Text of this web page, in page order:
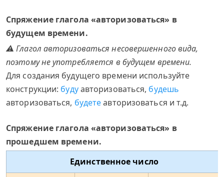
Спряжение глагола «авторизоваться» в
будущем времени.
⚠ Глагол авторизоваться несовершенного вида,
поэтому не употребляется в будущем времени.
Для создания будущего времени используйте
конструкции: будуавторизоваться, будешь
авторизоваться, будетеавторизоваться и т.д.
Спряжение глагола «авторизоваться» в
прошедшем времени.
Единственное число